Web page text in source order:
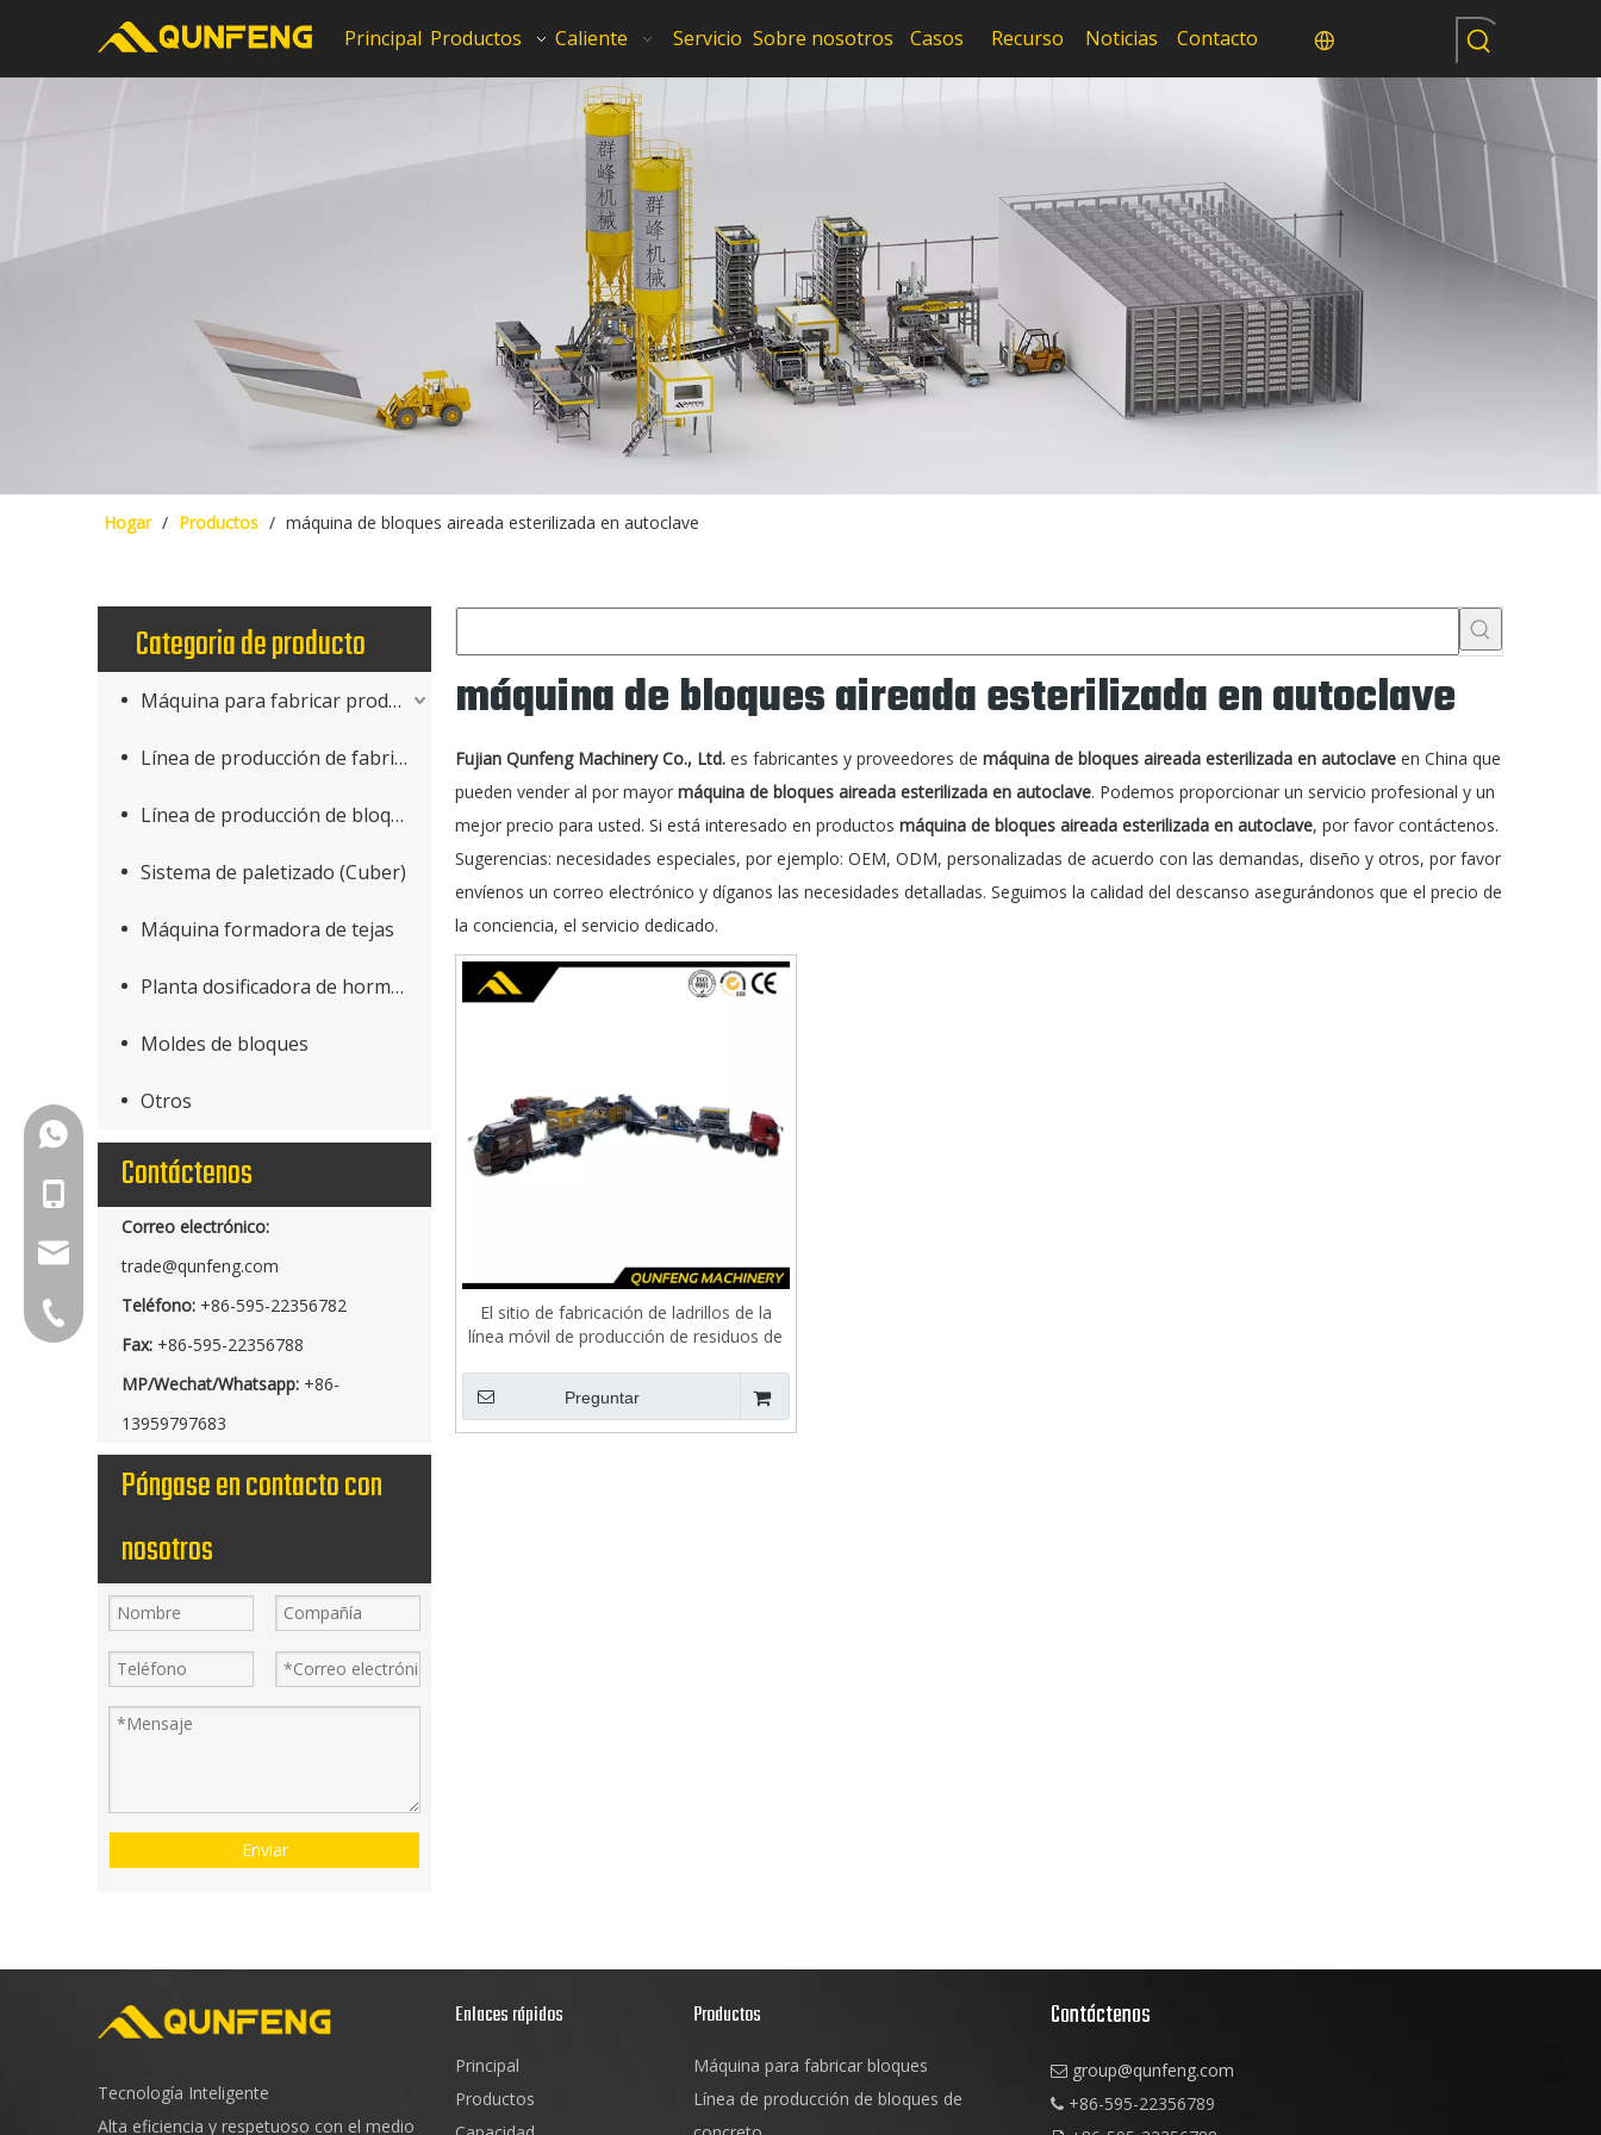
Principal Productos Caliente Servicio Sobre nosotros Casos Recurso Noticias Contacto
Hogar / Productos / máquina de bloques aireada esterilizada en autoclave
Categoria de producto
Máquina para fabricar productos de hormigón
Línea de producción de fabricación de bloques
Línea de producción de bloques AAC
Sistema de paletizado (Cuber)
Máquina formadora de tejas
Planta dosificadora de hormigón
Moldes de bloques
Otros
Contáctenos
Correo electrónico:
trade@qunfeng.com
Teléfono: +86-595-22356782
Fax: +86-595-22356788
MP/Wechat/Whatsapp: +86-
13959797683
Póngase en contacto con
nosotros
Enviar
máquina de bloques aireada esterilizada en autoclave
Fujian Qunfeng Machinery Co., Ltd. es fabricantes y proveedores de máquina de bloques aireada esterilizada en autoclave en China que
pueden vender al por mayor máquina de bloques aireada esterilizada en autoclave. Podemos proporcionar un servicio profesional y un
mejor precio para usted. Si está interesado en productos máquina de bloques aireada esterilizada en autoclave, por favor contáctenos.
Sugerencias: necesidades especiales, por ejemplo: OEM, ODM, personalizadas de acuerdo con las demandas, diseño y otros, por favor
envíenos un correo electrónico y díganos las necesidades detalladas. Seguimos la calidad del descanso asegurándonos que el precio de
la conciencia, el servicio dedicado.
El sitio de fabricación de ladrillos de la
línea móvil de producción de residuos de
Preguntar
+86-595 22356789
Tecnología Inteligente
Alta eficiencia y respetuoso con el medio
Enlaces rápidos
Principal
Productos
Productos
Máquina para fabricar bloques
Línea de producción de bloques de
Contáctenos
 group@qunfeng.com
 +86-595-22356789